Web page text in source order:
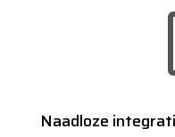
Naadloze